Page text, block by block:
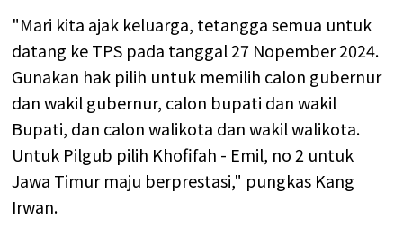
"Mari kita ajak keluarga, tetangga semua untuk
datang ke TPS pada tanggal 27 Nopember 2024.
Gunakan hak pilih untuk memilih calon gubernur
dan wakil gubernur, calon bupati dan wakil
Bupati, dan calon walikota dan wakil walikota.
Untuk Pilgub pilih Khofifah - Emil, no 2 untuk
Jawa Timur maju berprestasi," pungkas Kang
Irwan.